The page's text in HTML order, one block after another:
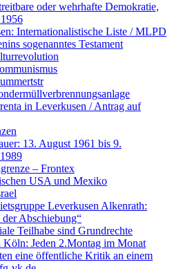
oder wehrhafte Demokratie,
Internationalistische Liste / MLPD
sogenanntes Testament
in Leverkusen / Antrag auf
13. August 1961 bis 9.
– Frontex
USA und Mexiko
Leverkusen Alkenrath:
Abschiebung“
Teilhabe sind Grundrechte
Köln: Jeden 2.Montag im Monat
eine öffentliche Kritik an einem